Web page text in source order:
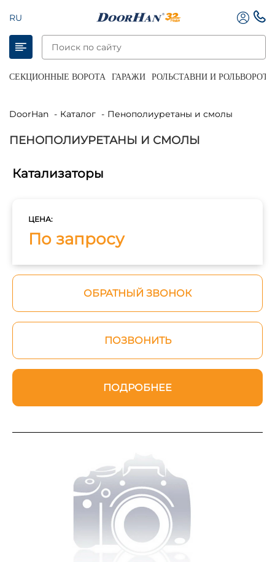
RU
СЕКЦИОННЫЕ ВОРОТА ГАРАЖИ РОЛЬСТАВНИ И РОЛЬВОРОТА
DoorHan Каталог Пенополиуретаны и смолы
ПЕНОПОЛИУРЕТАНЫ И СМОЛЫ
Катализаторы
ЦЕНА:
По запросу
ОБРАТНЫЙ ЗВОНОК
ПОЗВОНИТЬ
ПОДРОБНЕЕ